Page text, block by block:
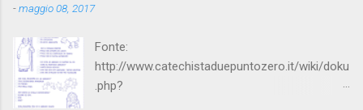
-maggio 08, 2017
Fonte:
http://www.catechistaduepuntozero.it/wiki/doku
.php?